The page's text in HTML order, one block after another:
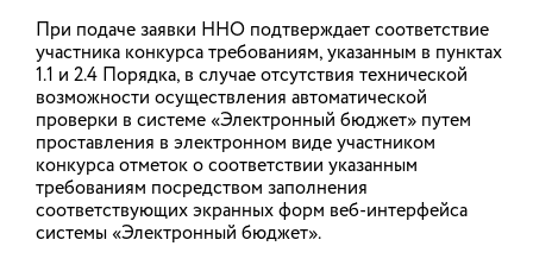
ВАЖНЫЕ ТЕМЫ
Объявление о проведении конкурсного отбора
участников проекта поощрения активной молодежи
Ивановской области «Лидеры региона – 2023», в
рамках программы гражданско-патриотического и
общественно полезного молодежного туризма
«Больше, чем путешествие»
При подаче заявки ННО подтверждает соответствие
участника конкурса требованиям, указанным в пунктах
1.1 и 2.4 Порядка, в случае отсутствия технической
возможности осуществления автоматической
проверки в системе «Электронный бюджет» путем
проставления в электронном виде участником
конкурса отметок о соответствии указанным
требованиям посредством заполнения
соответствующих экранных форм веб-интерфейса
системы «Электронный бюджет».